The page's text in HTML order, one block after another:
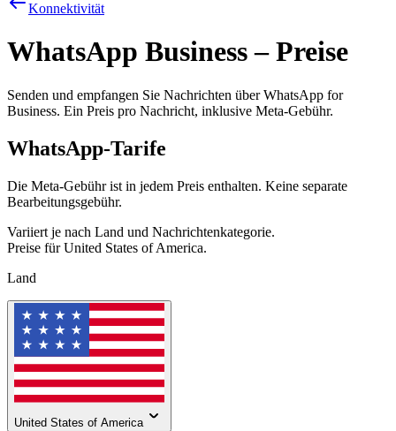
Konnektivität
WhatsApp Business – Preise
Senden und empfangen Sie Nachrichten über WhatsApp for
Business. Ein Preis pro Nachricht, inklusive Meta-Gebühr.
WhatsApp-Tarife
Die Meta-Gebühr ist in jedem Preis enthalten. Keine separate
Bearbeitungsgebühr.
Variiert je nach Land und Nachrichtenkategorie.
Preise für United States of America.
Land
United States of America